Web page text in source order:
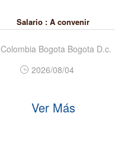
Salario : A convenir
Colombia Bogota Bogota D.c.
2026/08/04
Ver Más